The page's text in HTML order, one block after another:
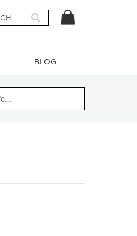
BLOG